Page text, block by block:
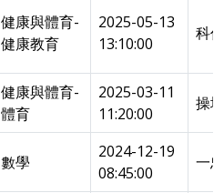
健康與體育-
健康教育
2025-05-13
13:10:00
科
健康與體育-
體育
2025-03-11
11:20:00
操場
數學
2024-12-19
08:45:00
一